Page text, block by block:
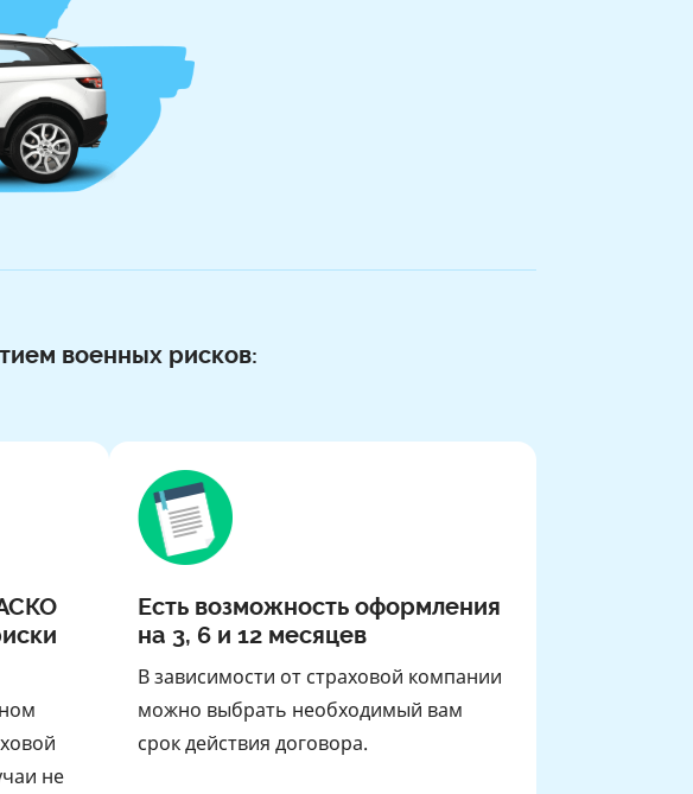
военных рисков:
не
Есть возможность оформления
на 3, 6 и 12 месяцев
В зависимости от страховой компании
можно выбрать необходимый вам
срок действия договора.